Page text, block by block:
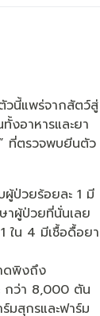
วนี้แพร่จากสัตว์สู่
งอาหารและยา
ที่ตรวจพบยีนตัว
ป่วยร้อยละ 1 มี
าผู้ป่วยที่นั่นเลย
ใน 4 มีเชื้อดื้อยา
ดพิงถึง
กว่า 8,000 ตัน
มสุกรและฟาร์ม